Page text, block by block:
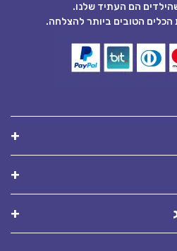
הם העתיד שלנו.
הטובים ביותר להצלחה.